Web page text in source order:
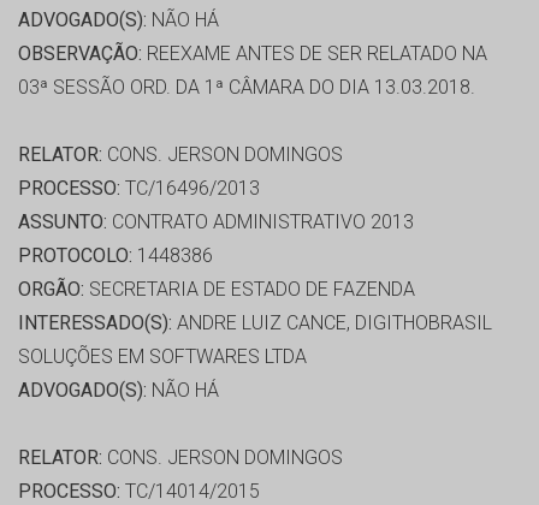
ADVOGADO(S): NÃO HÁ
OBSERVAÇÃO: REEXAME ANTES DE SER RELATADO NA
03ª SESSÃO ORD. DA 1ª CÂMARA DO DIA 13.03.2018.
RELATOR: CONS. JERSON DOMINGOS
PROCESSO: TC/16496/2013
ASSUNTO: CONTRATO ADMINISTRATIVO 2013
PROTOCOLO: 1448386
ORGÃO: SECRETARIA DE ESTADO DE FAZENDA
INTERESSADO(S): ANDRE LUIZ CANCE, DIGITHOBRASIL
SOLUÇÕES EM SOFTWARES LTDA
ADVOGADO(S): NÃO HÁ
RELATOR: CONS. JERSON DOMINGOS
PROCESSO: TC/14014/2015